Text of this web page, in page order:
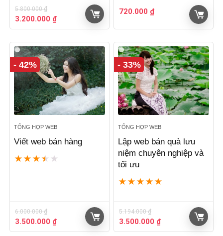
5.800.000₫
Giá
gốc
5.800.000 ₫.
3.200.000 ₫Giá
hiện
là:
3.200.000 ₫.
720.000 ₫
- 42%
TỔNG HỢP WEB
Viết web bán hàng
★ ★ ★ ★ ★
6.000.000₫
Giá
gốc
3.500.000 ₫Giá
hiện
- 33%
TỔNG HỢP WEB
Lập web bán quà lưu
niệm chuyên nghiệp và
tối ưu
★ ★ ★ ★ ★
5.194.000₫
Giá
gốc
3.500.000 ₫Giá
hiện